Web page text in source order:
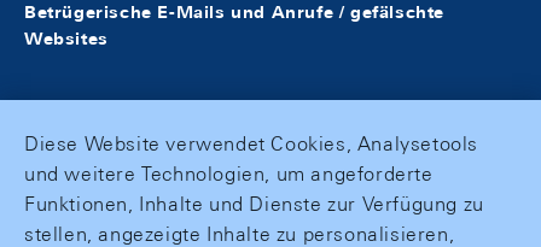
Betrügerische E-Mails und Anrufe / gefälschte
Websites
Diese Website verwendet Cookies, Analysetools
und weitere Technologien, um angeforderte
Funktionen, Inhalte und Dienste zur Verfügung zu
stellen, angezeigte Inhalte zu personalisieren,